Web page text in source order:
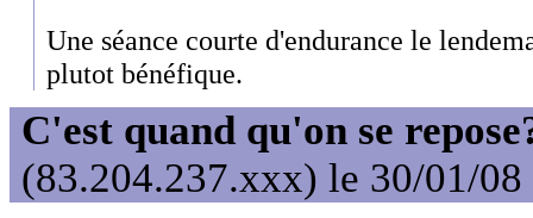
Une séance courte d'endurance le
plutot bénéfique.
C'est quand qu'on se
(83.204.237.xxx) le 30/01/08